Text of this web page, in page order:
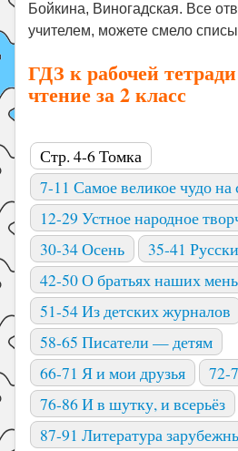
Бойкина, Виногадская. Все
учителем, можете смело
ГДЗ к рабочей
чтение за 2 класс
Стр. 4-6 Томка
7-11 Самое великое чудо на
12-29 Устное народное
30-34 Осень
35-41
42-50 О братьях наших
51-54 Из детских журналов
58-65 Писатели — детям
66-71 Я и мои друзья
72-
76-86 И в шутку, и всерьёз
87-91 Литература